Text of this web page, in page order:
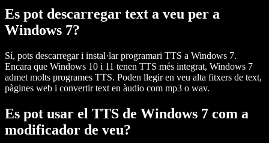
Es pot descarregar text a veu per a
Windows 7?
Sí, pots descarregar i instal·lar programari TTS a Windows 7.
Encara que Windows 10 i 11 tenen TTS més integrat, Windows 7
admet molts programes TTS. Poden llegir en veu alta fitxers de text,
pàgines web i convertir text en àudio com mp3 o wav.
Es pot usar el TTS de Windows 7 com a
modificador de veu?